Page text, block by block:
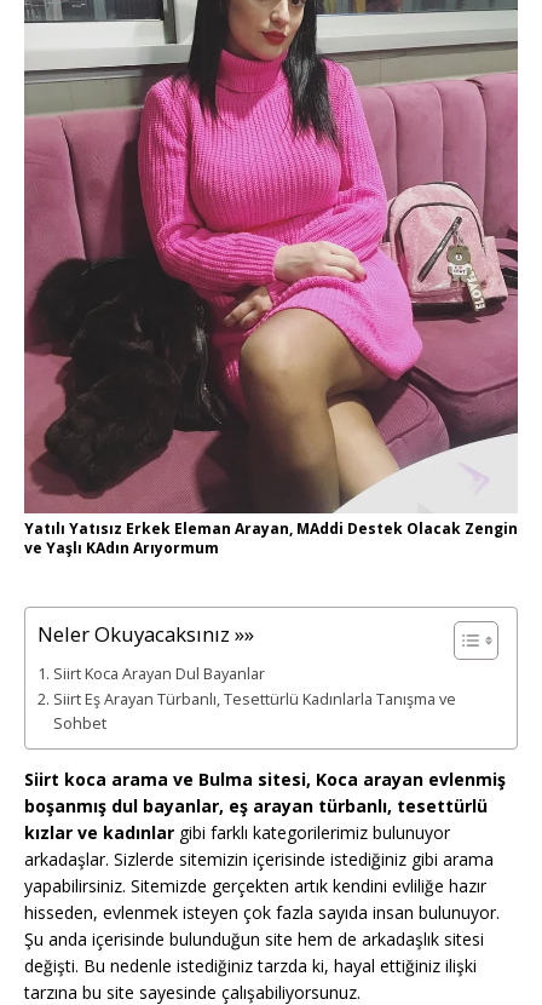
Yatılı Yatısız Erkek Eleman Arayan, MAddi Destek Olacak Zengin
ve Yaşlı KAdın Arıyormum
Neler Okuyacaksınız »»
Siirt Koca Arayan Dul Bayanlar
Siirt Eş Arayan Türbanlı, Tesettürlü Kadınlarla Tanışma ve
Sohbet
Siirt koca arama ve Bulma sitesi, Koca arayan evlenmiş
boşanmış dul bayanlar, eş arayan türbanlı, tesettürlü
kızlar ve kadınlar gibi farklı kategorilerimiz bulunuyor
arkadaşlar. Sizlerde sitemizin içerisinde istediğiniz gibi arama
yapabilirsiniz. Sitemizde gerçekten artık kendini evliliğe hazır
hisseden, evlenmek isteyen çok fazla sayıda insan bulunuyor.
Şu anda içerisinde bulunduğun site hem de arkadaşlık sitesi
değişti. Bu nedenle istediğiniz tarzda ki, hayal ettiğiniz ilişki
tarzına bu site sayesinde çalışabiliyorsunuz.